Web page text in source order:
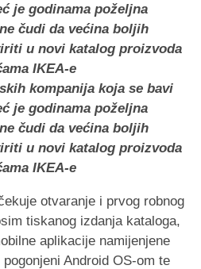
kompanija koja se bavi
je godinama poželjna
čudi da većina boljih
u novi katalog proizvoda
IKEA-e
otvaranje i prvog robnog
tiskanog izdanja kataloga,
aplikacije namijenjene
Android OS-om te